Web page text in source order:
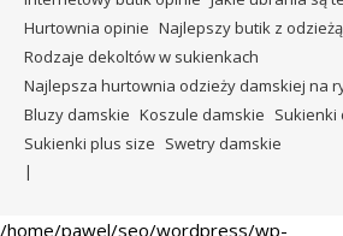
Hurtownia opinie Najlepszy butik z odzieżą
Rodzaje dekoltów w sukienkach
Najlepsza hurtownia odzieży damskiej na
Bluzy damskie Koszule damskie Sukienki
Sukienki plus size Swetry damskie
/home/pawel/seo/wordpress/wp-